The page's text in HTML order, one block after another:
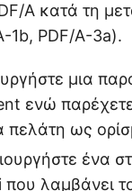
A κατά τη
1b, PDF/A-3a).
μια
ενώ
πελάτη ως
ένα
λαμβάνει